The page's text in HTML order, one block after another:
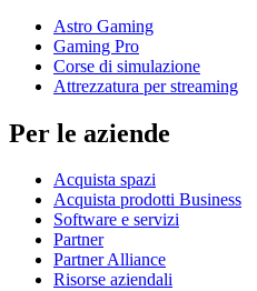
Astro Gaming
Gaming Pro
Corse di simulazione
Attrezzatura per streaming
Per le aziende
Acquista spazi
Acquista prodotti Business
Software e servizi
Partner
Partner Alliance
Risorse aziendali